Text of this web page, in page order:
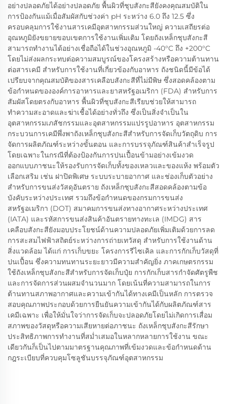
อย่างปลอดภัยได้อย่างปลอดภัย พื้นผิวที่ชุบสังกะสียังคงคุณสมบัติใน
การป้องกันแม้เมื่อสัมผัสกับช่วงค่า pH ระหว่าง 6.0 ถึง 12.5 ซึ่ง
ครอบคลุมการใช้งานสารเคมีอุตสาหกรรมส่วนใหญ่ ความเสถียรต่อ
อุณหภูมิยังขยายขอบเขตการใช้งานเพิ่มเติม โดยถังเหล็กชุบสังกะสี
สามารถทำงานได้อย่างเชื่อถือได้ในช่วงอุณหภูมิ -40°C ถึง +200°C
โดยไม่ส่งผลกระทบต่อความสมบูรณ์ของโครงสร้างหรือความต้านทาน
ต่อสารเคมี สำหรับการใช้งานที่เกี่ยวข้องกับอาหาร ถังชนิดนี้มีข้อได้
เปรียบจากคุณสมบัติของสารเคลือบสังกะสีที่ไม่มีพิษ ซึ่งสอดคล้องตาม
ข้อกำหนดขององค์การอาหารและยาสหรัฐอเมริกา (FDA) สำหรับการ
สัมผัสโดยตรงกับอาหาร พื้นผิวที่ชุบสังกะสีเรียบช่วยให้สามารถ
ทำความสะอาดและฆ่าเชื้อได้อย่างทั่วถึง ซึ่งเป็นสิ่งจำเป็นใน
อุตสาหกรรมเภสัชกรรมและอุตสาหกรรมแปรรูปอาหาร อุตสาหกรรม
กระบวนการเคมีพึ่งพาถังเหล็กชุบสังกะสีสำหรับการจัดเก็บวัตถุดิบ การ
จัดการผลิตภัณฑ์ระหว่างขั้นตอน และการบรรจุภัณฑ์สินค้าสำเร็จรูป
โดยเฉพาะในกรณีที่ต้องป้องกันการปนเปื้อนข้ามอย่างเข้มงวด
ออกแบบภาชนะให้รองรับการจัดเก็บทั้งของเหลวและของแห้ง พร้อมตัว
เลือกเสริม เช่น ฝาปิดพิเศษ ระบบระบายอากาศ และช่องเก็บตัวอย่าง
สำหรับการขนส่งวัสดุอันตราย ถังเหล็กชุบสังกะสีสอดคล้องตามข้อ
บังคับระหว่างประเทศ รวมถึงข้อกำหนดของกรมการขนส่ง
สหรัฐอเมริกา (DOT) สมาคมการขนส่งทางอากาศระหว่างประเทศ
(IATA) และรหัสการขนส่งสินค้าอันตรายทางทะเล (IMDG) สาร
เคลือบสังกะสียังมอบประโยชน์ด้านความปลอดภัยเพิ่มเติมด้วยการลด
การสะสมไฟฟ้าสถิตย์ระหว่างการถ่ายเทวัสดุ สำหรับการใช้งานด้าน
สิ่งแวดล้อม ได้แก่ การเก็บขยะ โครงการรีไซเคิล และการกักเก็บวัสดุที่
ปนเปื้อน ซึ่งความทนทานระยะยาวมีความสำคัญยิ่ง ภาคเกษตรกรรม
ใช้ถังเหล็กชุบสังกะสีสำหรับการจัดเก็บปุ๋ย การกักเก็บสารกำจัดศัตรูพืช
และการจัดการส่วนผสมจำนวนมาก โดยเน้นที่ความสามารถในการ
ต้านทานสภาพอากาศและความเข้ากันได้ทางเคมีเป็นหลัก การตรวจ
สอบคุณภาพประกอบด้วยการยืนยันความเข้ากันได้กับผลิตภัณฑ์สาร
เคมีเฉพาะ เพื่อให้มั่นใจว่าการจัดเก็บจะปลอดภัยโดยไม่เกิดการเสื่อม
สภาพของวัสดุหรือความเสียหายต่อภาชนะ ถังเหล็กชุบสังกะสีรักษา
ประสิทธิภาพการทำงานที่สม่ำเสมอในหลากหลายการใช้งาน ขณะ
เดียวกันก็เป็นไปตามมาตรฐานคุณภาพที่เข้มงวดและข้อกำหนดด้าน
กฎระเบียบที่ควบคุมโซลูชันบรรจุภัณฑ์อุตสาหกรรม